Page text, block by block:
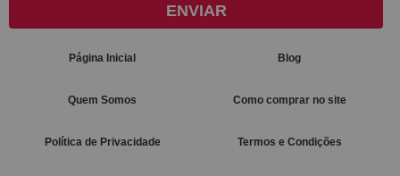
ENVIAR
Página Inicial Blog
Quem Somos Como comprar no site
Política de Privacidade Termos e Condições